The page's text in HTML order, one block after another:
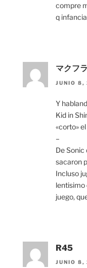
compre
q
マクフ
JUNIO 8,
Y
Kid in
«corto»
–
De Sonic
sacaron
Incluso
lentisimo
juego,
R45
JUNIO 8,